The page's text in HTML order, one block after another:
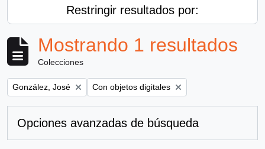
Restringir resultados por:
Mostrando 1 resultados
Colecciones
Remove filter:
González, José Remove filter:
Con objetos digitales
Opciones avanzadas de búsqueda